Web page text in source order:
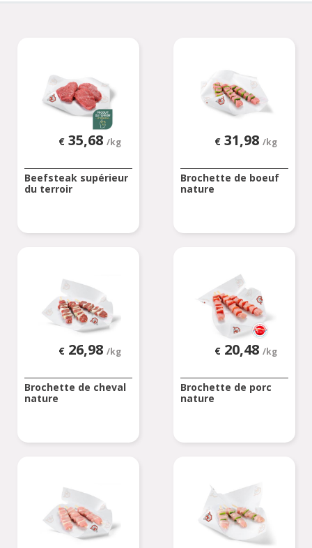
€ 35,68 /kg
Beefsteak supérieur
du terroir
€ 31,98 /kg
Brochette de boeuf
nature
€ 26,98 /kg
Brochette de cheval
nature
€ 20,48 /kg
Brochette de porc
nature